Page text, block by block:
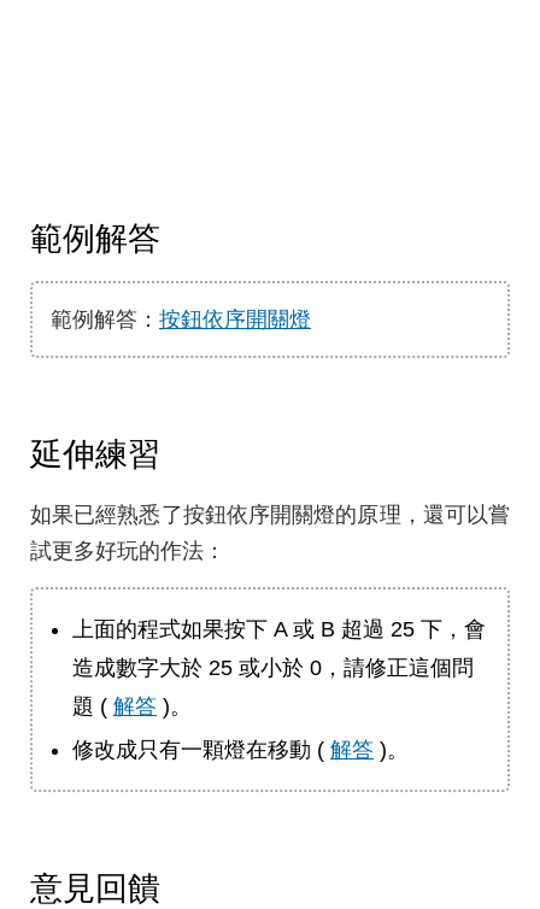
範例解答
範例解答： 按鈕依序開關燈
延伸練習
如果已經熟悉了按鈕依序開關燈的原理，還可以嘗
試更多好玩的作法：
上面的程式如果按下 A 或 B 超過 25 下，會
造成數字大於 25 或小於 0，請修正這個問
題 ( 解答 )。
修改成只有一顆燈在移動 ( 解答 )。
意見回饋